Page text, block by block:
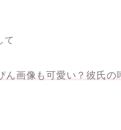
て
画像も可愛い？彼氏の